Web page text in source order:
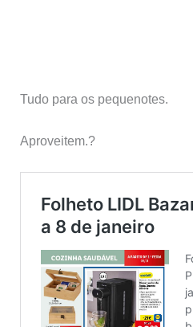
Tudo para os pequenotes.
Aproveitem.?